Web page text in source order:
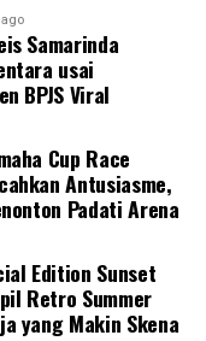
Samarinda
usai
BPJS Viral
Cup Race
Antusiasme,
Padati Arena
Edition Sunset
Retro Summer
yang Makin Skena